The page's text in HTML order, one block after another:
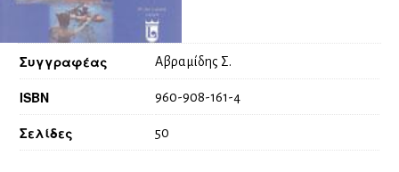
Συγγραφέας Αβραμίδης Σ.
ISBN 960-908-161-4
Σελίδες 50